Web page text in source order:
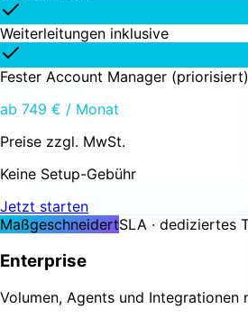
Weiterleitungen inklusive
Fester Account Manager (priorisiert)
ab 749 € / Monat
Preise zzgl. MwSt.
Keine Setup-Gebühr
Jetzt starten
MaßgeschneidertSLA · dediziertes
Enterprise
Volumen, Agents und Integrationen